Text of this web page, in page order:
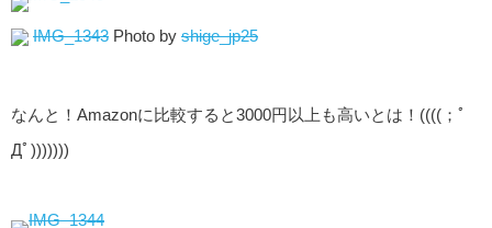
IMG_1343 Photo by shige_jp25
なんと！Amazonに比較すると3000円以上も高いとは！((((；ﾟ
Дﾟ)))))))